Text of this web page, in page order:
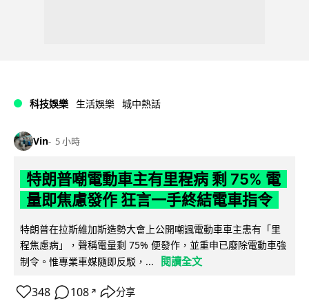
科技娛樂 生活娛樂 城中熱話
Vin 5 小時
特朗普嘲電動車主有里程病 剩 75% 電
量即焦慮發作 狂言一手終結電車指令
特朗普在拉斯維加斯造勢大會上公開嘲諷電動車車主患有「里
程焦慮病」，聲稱電量剩 75% 便發作，並重申已廢除電動車強
制令。惟專業車媒隨即反駁，...
閱讀全文
348 108 ↗ 分享